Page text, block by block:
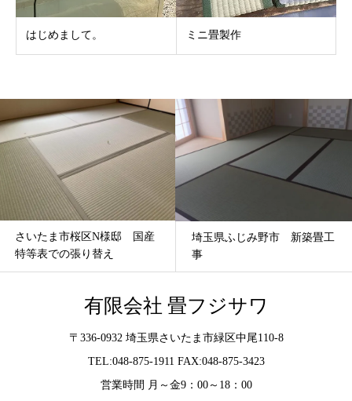
はじめまして。 ミニ畳製作
さいたま市桜区N様邸 国産
特等表での張り替え
埼玉県ふじみ野市 新築畳工
事
有限会社 畳フジサワ
〒336-0932 埼玉県さいたま市緑区中尾110-8
TEL:048-875-1911 FAX:048-875-3423
営業時間 月～金9：00～18：00